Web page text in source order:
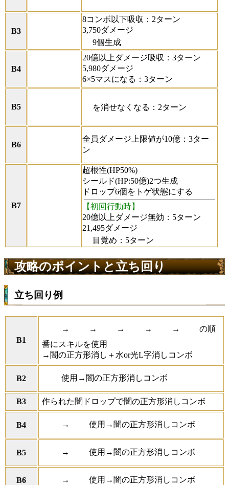
B3
8コンボ以下吸収：2ターン
3,750ダメージ
9個生成
B4
20億以上ダメージ吸収：3ターン
5,980ダメージ
6×5マスになる：3ターン
B5 を消せなくなる：2ターン
B6
全員ダメージ上限値が10億：3ター
ン
B7
超根性(HP50%)
シールド(HP:50億)2つ生成
ドロップ6個をトゲ状態にする
【初回行動時】
20億以上ダメージ無効：5ターン
21,495ダメージ
目覚め：5ターン
攻略のポイントと立ち回り
立ち回り例
B1
→ → → → →
の順
番にスキルを使用
→闇の正方形消し＋水or光L字消しコンボ
B2 使用→闇の正方形消しコンボ
B3 作られた闇ドロップで闇の正方形消しコンボ
B4 → 使用→闇の正方形消しコンボ
B5 → 使用→闇の正方形消しコンボ
B6 → 使用→闇の正方形消しコンボ